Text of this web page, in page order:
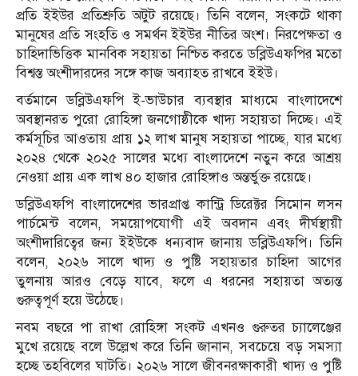
প্রতি ইইউর প্রতিশ্রুতি অটুট রয়েছে। তিনি বলেন, সংকটে থাকা
মানুষের প্রতি সংহতি ও সমর্থন ইইউর নীতির অংশ। নিরপেক্ষতা ও
চাহিদাভিত্তিক মানবিক সহায়তা নিশ্চিত করতে ডব্লিউএফপির মতো
বিশ্বস্ত অংশীদারদের সঙ্গে কাজ অব্যাহত রাখবে ইইউ।
বর্তমানে ডব্লিউএফপি ই-ভাউচার ব্যবস্থার মাধ্যমে বাংলাদেশে
অবস্থানরত পুরো রোহিঙ্গা জনগোষ্ঠীকে খাদ্য সহায়তা দিচ্ছে। এই
কর্মসূচির আওতায় প্রায় ১২ লাখ মানুষ সহায়তা পাচ্ছে, যার মধ্যে
২০২৪ থেকে ২০২৫ সালের মধ্যে বাংলাদেশে নতুন করে আশ্রয়
নেওয়া প্রায় এক লাখ ৪০ হাজার রোহিঙ্গাও অন্তর্ভুক্ত রয়েছে।
ডব্লিউএফপি বাংলাদেশের ভারপ্রাপ্ত কান্ট্রি ডিরেক্টর সিমোন লসন
পার্চমেন্ট বলেন, সময়োপযোগী এই অবদান এবং দীর্ঘস্থায়ী
অংশীদারিত্বের জন্য ইইউকে ধন্যবাদ জানায় ডব্লিউএফপি। তিনি
বলেন, ২০২৬ সালে খাদ্য ও পুষ্টি সহায়তার চাহিদা আগের
তুলনায় আরও বেড়ে যাবে, ফলে এ ধরনের সহায়তা অত্যন্ত
গুরুত্বপূর্ণ হয়ে উঠেছে।
নবম বছরে পা রাখা রোহিঙ্গা সংকট এখনও গুরুতর চ্যালেঞ্জের
মুখে রয়েছে বলে উল্লেখ করে তিনি জানান, সবচেয়ে বড় সমস্যা
হচ্ছে তহবিলের ঘাটতি। ২০২৬ সালে জীবনরক্ষাকারী খাদ্য ও পুষ্টি